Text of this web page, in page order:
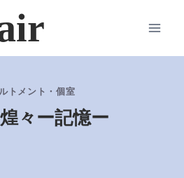
トメント・個室
々ー記憶ー